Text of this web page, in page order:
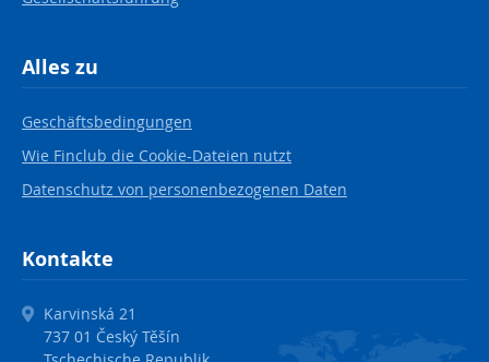
Alles zu
Geschäftsbedingungen
Wie Finclub die Cookie-Dateien nutzt
Datenschutz von personenbezogenen Daten
Kontakte
Karvinská 21
737 01 Český Těšín